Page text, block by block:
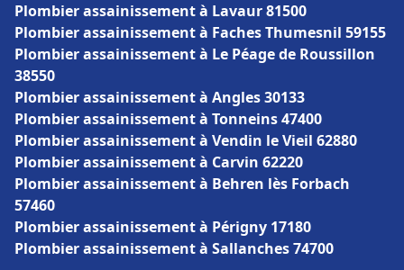
Plombier assainissement à Lavaur 81500
Plombier assainissement à Faches Thumesnil 59155
Plombier assainissement à Le Péage de Roussillon
38550
Plombier assainissement à Angles 30133
Plombier assainissement à Tonneins 47400
Plombier assainissement à Vendin le Vieil 62880
Plombier assainissement à Carvin 62220
Plombier assainissement à Behren lès Forbach
57460
Plombier assainissement à Périgny 17180
Plombier assainissement à Sallanches 74700